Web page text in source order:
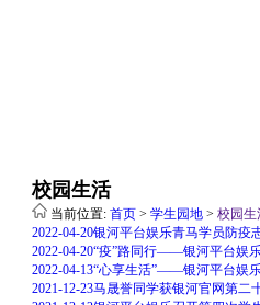
校园生活
当前位置: 首页 > 学生园地 > 校园生
2022-04-20银河平台娱乐青马学员防疫
2022-04-20“疫”路同行——银河平台娱
2022-04-13“心享生活”——银河平台娱
2021-12-23马晟誉同学获银河官网第二